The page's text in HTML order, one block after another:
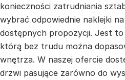
konieczności zatrudniania
wybrać odpowiednie naklejki
dostępnych propozycji. Jest
którą bez trudu można
wnętrza. W naszej ofercie
drzwi pasujące zarówno do